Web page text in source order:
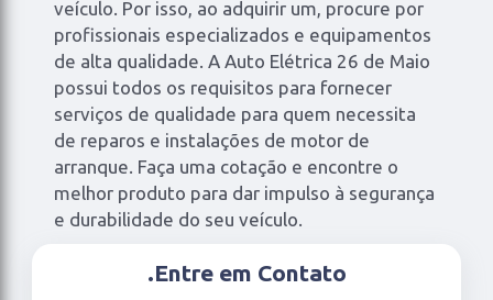
veículo. Por isso, ao adquirir um, procure por
profissionais especializados e equipamentos
de alta qualidade. A Auto Elétrica 26 de Maio
possui todos os requisitos para fornecer
serviços de qualidade para quem necessita
de reparos e instalações de motor de
arranque. Faça uma cotação e encontre o
melhor produto para dar impulso à segurança
e durabilidade do seu veículo.
.Entre em Contato